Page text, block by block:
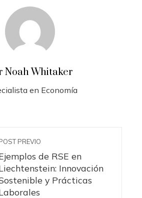
Noah Whitaker
en Economía
PREVIO
de RSE en
Innovación
y Prácticas